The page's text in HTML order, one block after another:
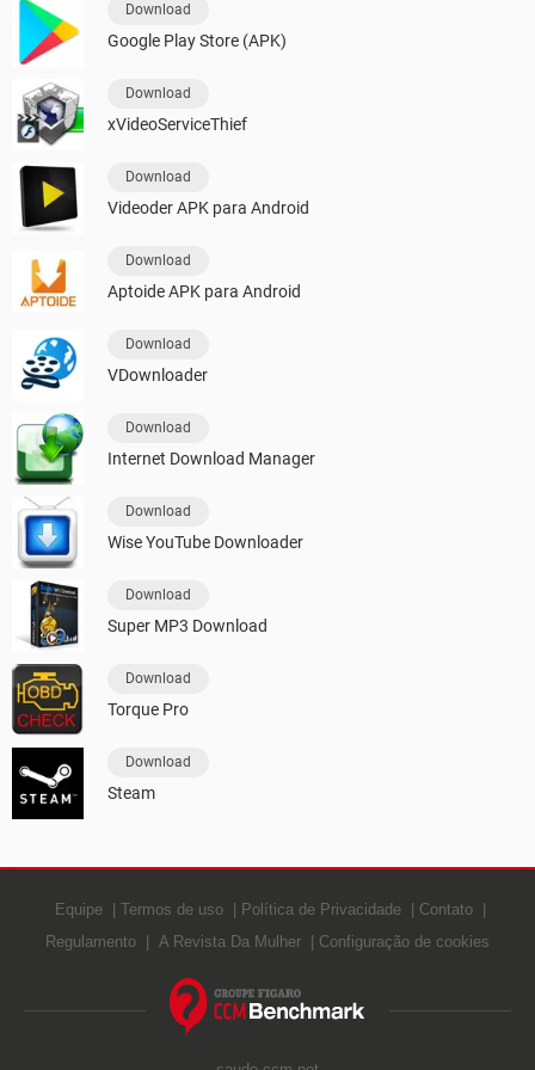
Download
Google Play Store (APK)
Download
xVideoServiceThief
Download
Videoder APK para Android
Download
Aptoide APK para Android
Download
VDownloader
Download
Internet Download Manager
Download
Wise YouTube Downloader
Download
Super MP3 Download
Download
Torque Pro
Download
Steam
Equipe Termos de uso Política de Privacidade
Contato
Regulamento
A Revista Da Mulher Configuração de cookies